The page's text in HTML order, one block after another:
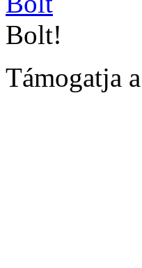
Bolt!
Támogatja a